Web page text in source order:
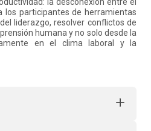
los participantes de herramientas
liderazgo, resolver conflictos de
humana y no solo desde la
en el clima laboral y la